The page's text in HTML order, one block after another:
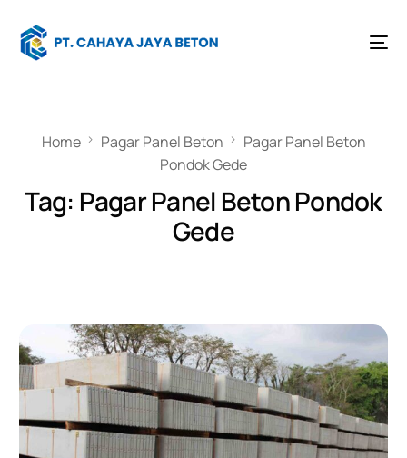
Home Pagar Panel Beton
Pagar Panel Beton
Pondok Gede
Tag: Pagar Panel Beton Pondok
Gede